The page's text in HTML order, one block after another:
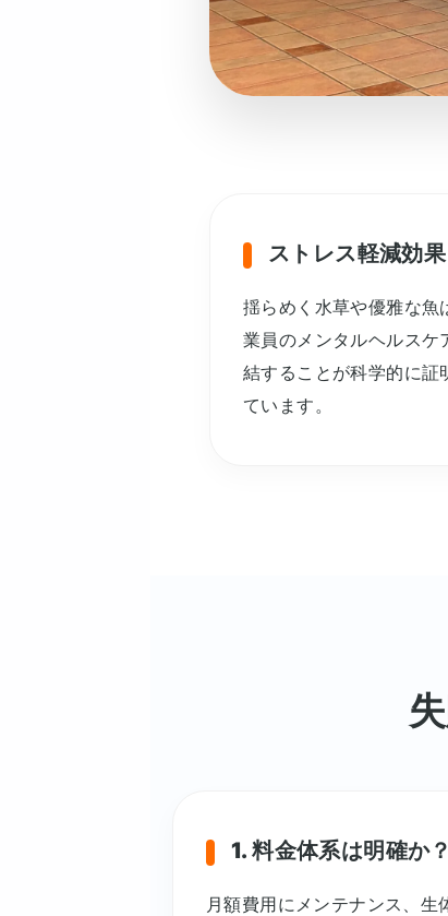
ストレス軽減効果
揺らめく水草や優雅な魚
業員のメンタルヘルスケ
結することが科学的に証
ています。
1. 料金体系は明確か？
月額費用にメンテナンス、